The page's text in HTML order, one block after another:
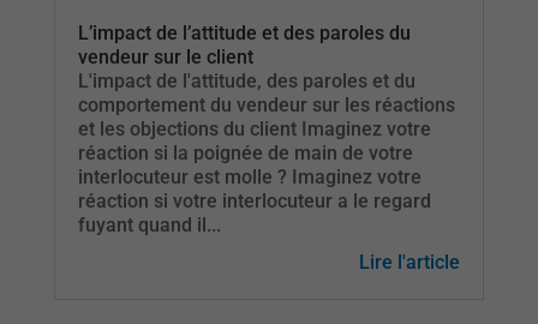
L’impact de l’attitude et des paroles du
vendeur sur le client
L'impact de l'attitude, des paroles et du
comportement du vendeur sur les réactions
et les objections du client Imaginez votre
réaction si la poignée de main de votre
interlocuteur est molle ? Imaginez votre
réaction si votre interlocuteur a le regard
fuyant quand il...
Lire l'article